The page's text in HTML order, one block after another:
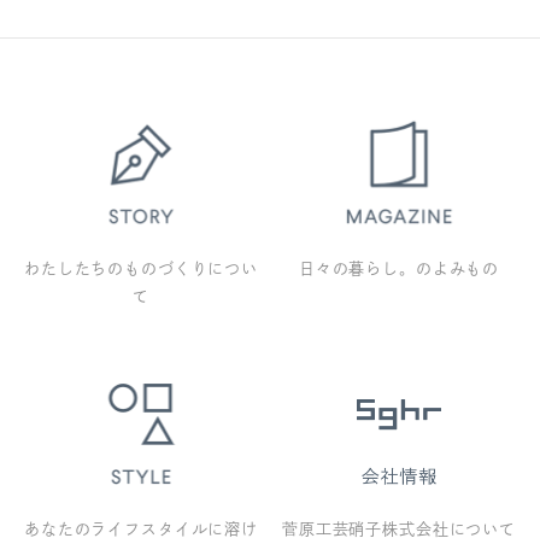
わたしたちのものづくりについ
て
日々の暮らし。のよみもの
あなたのライフスタイルに溶け
菅原工芸硝子株式会社について